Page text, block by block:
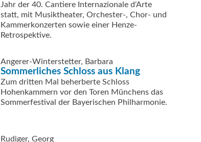
Jahr der 40. Cantiere Internazionale d'Arte
statt, mit Musiktheater, Orchester-, Chor- und
Kammerkonzerten sowie einer Henze-
Retrospektive.
Angerer-Winterstetter, Barbara
Sommerliches Schloss aus Klang
Zum dritten Mal beherberte Schloss
Hohenkammern vor den Toren Münchens das
Sommerfestival der Bayerischen Philharmonie.
Rudiger, Georg